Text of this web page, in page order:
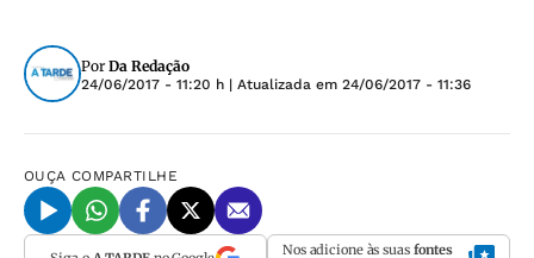
Por Da Redação
24/06/2017 - 11:20 h | Atualizada em 24/06/2017 - 11:36
OUÇA COMPARTILHE
Nos adicione às suas fontes